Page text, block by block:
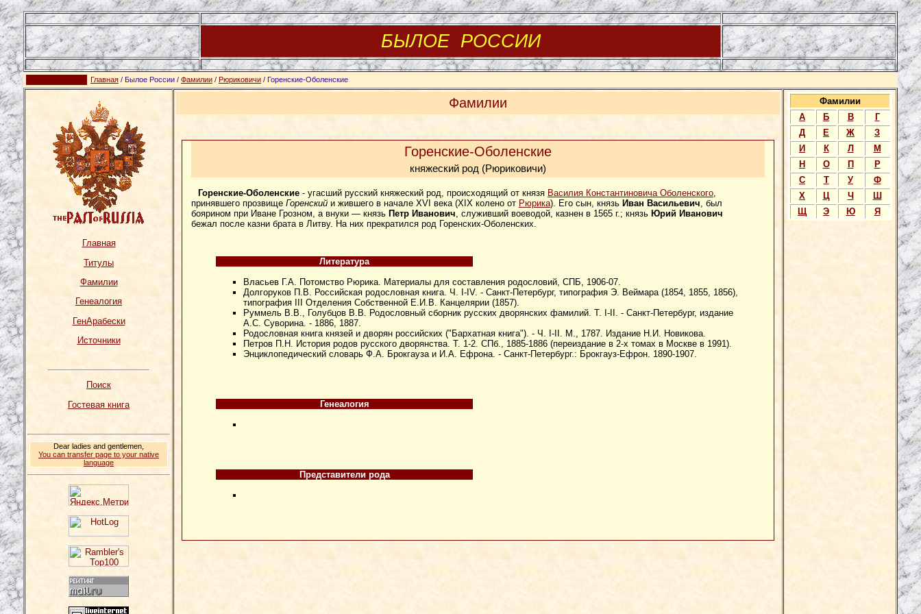
БЫЛОЕ РОССИИ
Главная / Былое России / Фамилии / Рюриковичи / Горенские-Оболенские
Главная
Титулы
Фамилии
Генеалогия
ГенАрабески
Источники
Поиск
Гостевая книга
Dear ladies and gentlemen,
You can transfer page to your native
language
Фамилии
Горенские-Оболенские
княжеский род (Рюриковичи)
Горенские-Оболенские- угасший русский княжеский род, происходящий от князя Василия Константиновича Оболенского,
принявшего прозвище Горенскийи жившего в начале XVI века (XIX колено от Рюрика). Его сын, князь Иван Васильевич , был
боярином при Иване Грозном, а внуки — князь Петр Иванович , служивший воеводой, казнен в 1565 г.; князь Юрий Иванович
бежал после казни брата в Литву. На них прекратился род Горенских-Оболенских.
Литература
Власьев Г.А. Потомство Рюрика. Материалы для составления родословий, СПБ, 1906-07.
Долгоруков П.В. Российская родословная книга. Ч. I-IV. - Санкт-Петербург, типография Э. Веймара (1854, 1855, 1856),
типография III Отделения Собственной Е.И.В. Канцелярии (1857).
Руммель В.В., Голубцов В.В. Родословный сборник русских дворянских фамилий. Т. I-II. - Санкт-Петербург, издание
А.С. Суворина. - 1886, 1887.
Родословная книга князей и дворян российских ("Бархатная книга"). - Ч. I-II. М., 1787. Издание Н.И. Новикова.
Петров П.Н. История родов русского дворянства. Т. 1-2. СПб., 1885-1886 (переиздание в 2-х томах в Москве в 1991).
Энциклопедический словарь Ф.А. Брокгауза и И.А. Ефрона. - Санкт-Петербург.: Брокгауз-Ефрон. 1890-1907.
Генеалогия
Представители рода
Фамилии
А
Б В
Г
Д
Е Ж
З
И
К Л
М
Н
О П
Р
С
Т У
Ф
Х
Ц Ч
Ш
Щ
Э Ю Я